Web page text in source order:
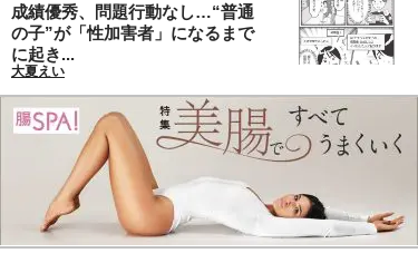
成績優秀、問題行動なし…“普通
の子”が「性加害者」になるまで
に起き...
大夏えい